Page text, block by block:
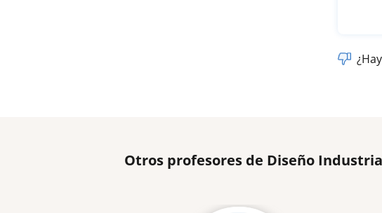
Otros profesores de Diseño